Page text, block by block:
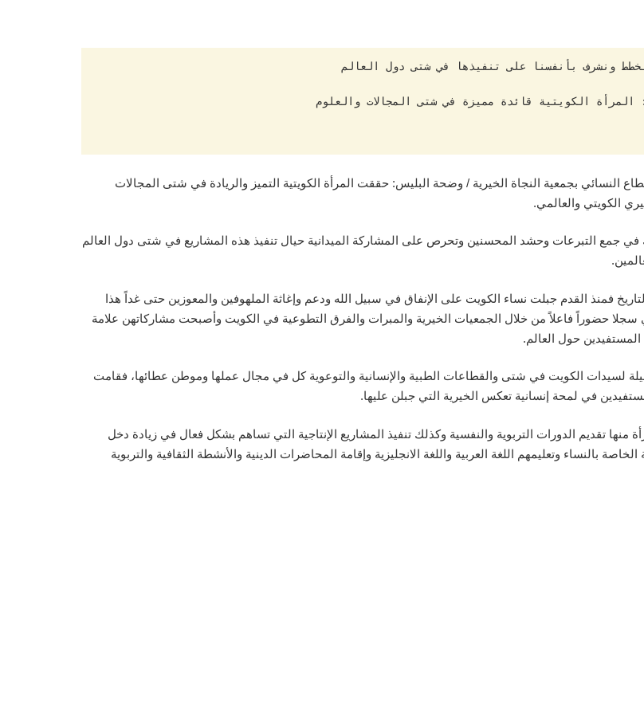
من شهر مارس قالت رئيسة القطاع النسائي بجمعية النجاة الخيرية / وضحة البليس: حققت المرأة الكويتية التميز والريادة في شتى المجالات
الكويتي والعالمي.
في جمع التبرعات وحشد المحسنين وتحرص على المشاركة الميدانية حيال تنفيذ هذه المشاريع في شتى دول العالم
فمنذ القدم جبلت نساء الكويت على الإنفاق في سبيل الله ودعم وإغاثة الملهوفين والمعوزين حتى غداً هذا
حضوراً فاعلاً من خلال الجمعيات الخيرية والمبرات والفرق التطوعية في الكويت وأصبحت مشاركاتهن علامة
حول العالم.
لسيدات الكويت في شتى والقطاعات الطبية والإنسانية والتوعوية كل في مجال عملها وموطن عطائها، فقامت
في لمحة إنسانية تعكس الخيرية التي جبلن عليها.
منها تقديم الدورات التربوية والنفسية وكذلك تنفيذ المشاريع الإنتاجية التي تساهم بشكل فعال في زيادة دخل
بالنساء وتعليمهم اللغة العربية واللغة الانجليزية وإقامة المحاضرات الدينية والأنشطة الثقافية والتربوية